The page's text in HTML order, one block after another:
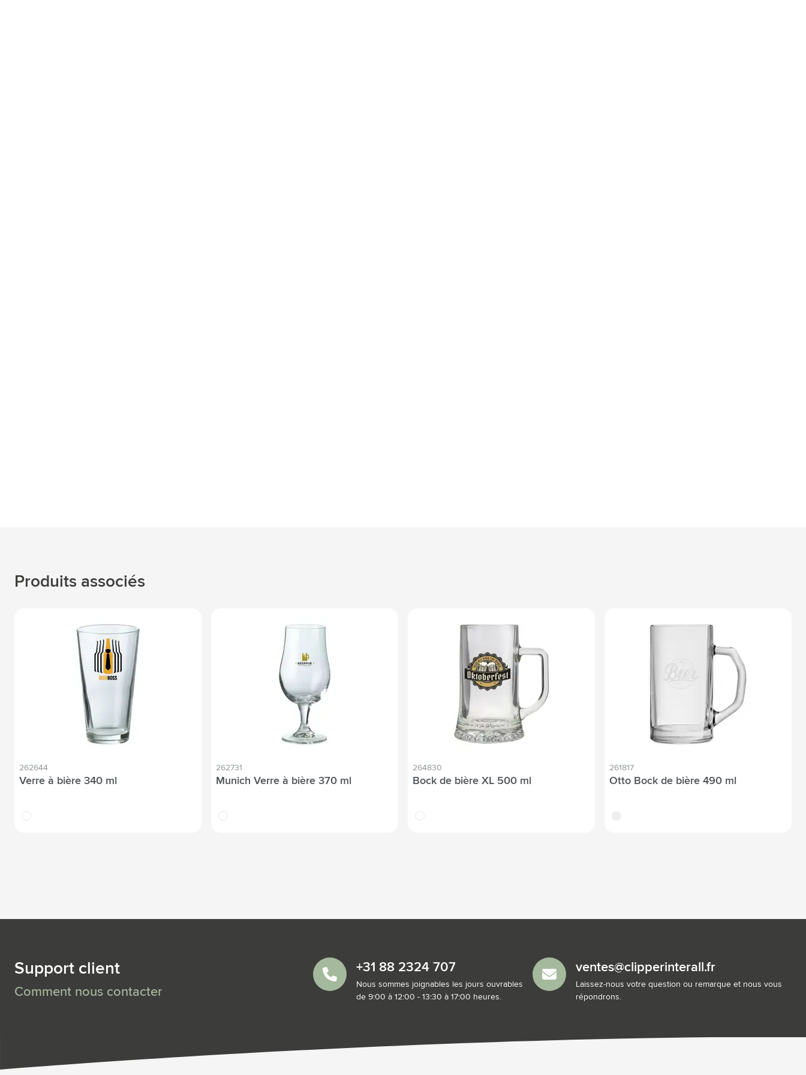
Produits associés
262644
Verre à bière 340 ml
translucide
262731
Munich Verre à bière 370 ml
translucide
264830
Bock de bière XL 500 ml
translucide
261817
Otto Bock de bière 490 ml
Support client
Comment nous contacter
+31 88 2324 707
Nous sommes joignables les jours ouvrables
de 9:00 à 12:00 - 13:30 à 17:00 heures.
ventes@clipperinterall.fr
Laissez-nous votre question ou remarque et nous vous
répondrons.